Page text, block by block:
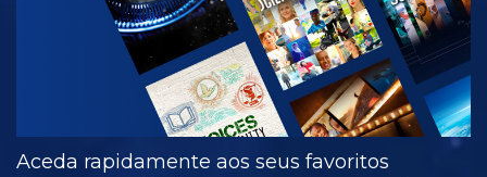
Aceda rapidamente aos seus favoritos